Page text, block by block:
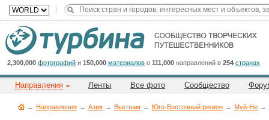
2,300,000 фотографий и 150,000 материалов о 111,000 направлений в 254 странах
Направления Ленты Все фото Сообщество
→ Направления → Азия → Вьетнам → Юго-Восточный регион → Муй-Не →
Cейчас
на
сайте:
Title